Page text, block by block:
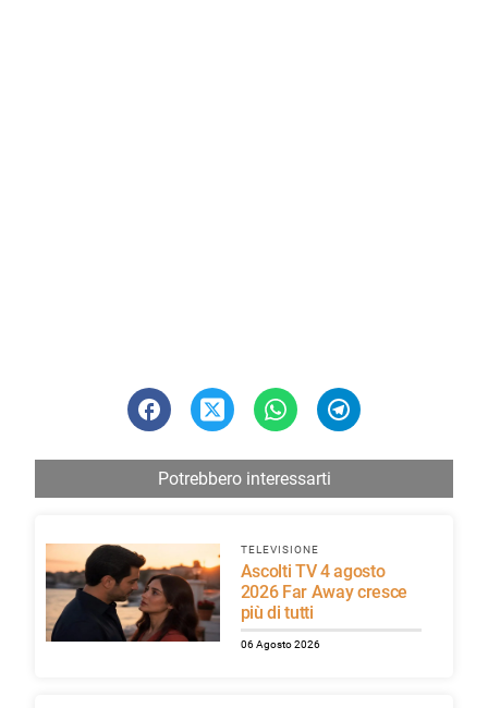
Potrebbero interessarti
TELEVISIONE
Ascolti TV 4 agosto
2026 Far Away cresce
più di tutti
06 Agosto 2026